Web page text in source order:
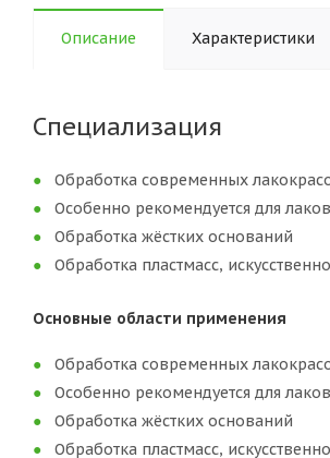
Описание Характеристики
Специализация
Обработка современных
Особенно рекомендуется для лаков
Обработка жёстких оснований
Обработка пластмасс,
Основные области применения
Обработка современных
Особенно рекомендуется для лаков
Обработка жёстких оснований
Обработка пластмасс,